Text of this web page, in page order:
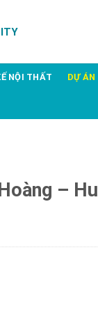
NỘI THẤT DỰ
–